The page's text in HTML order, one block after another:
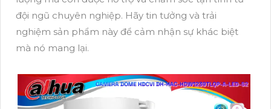
đội ngũ chuyên nghiệp. Hãy tin tưởng và trải
nghiệm sản phẩm này để cảm nhận sự khác biệt
mà nó mang lại.